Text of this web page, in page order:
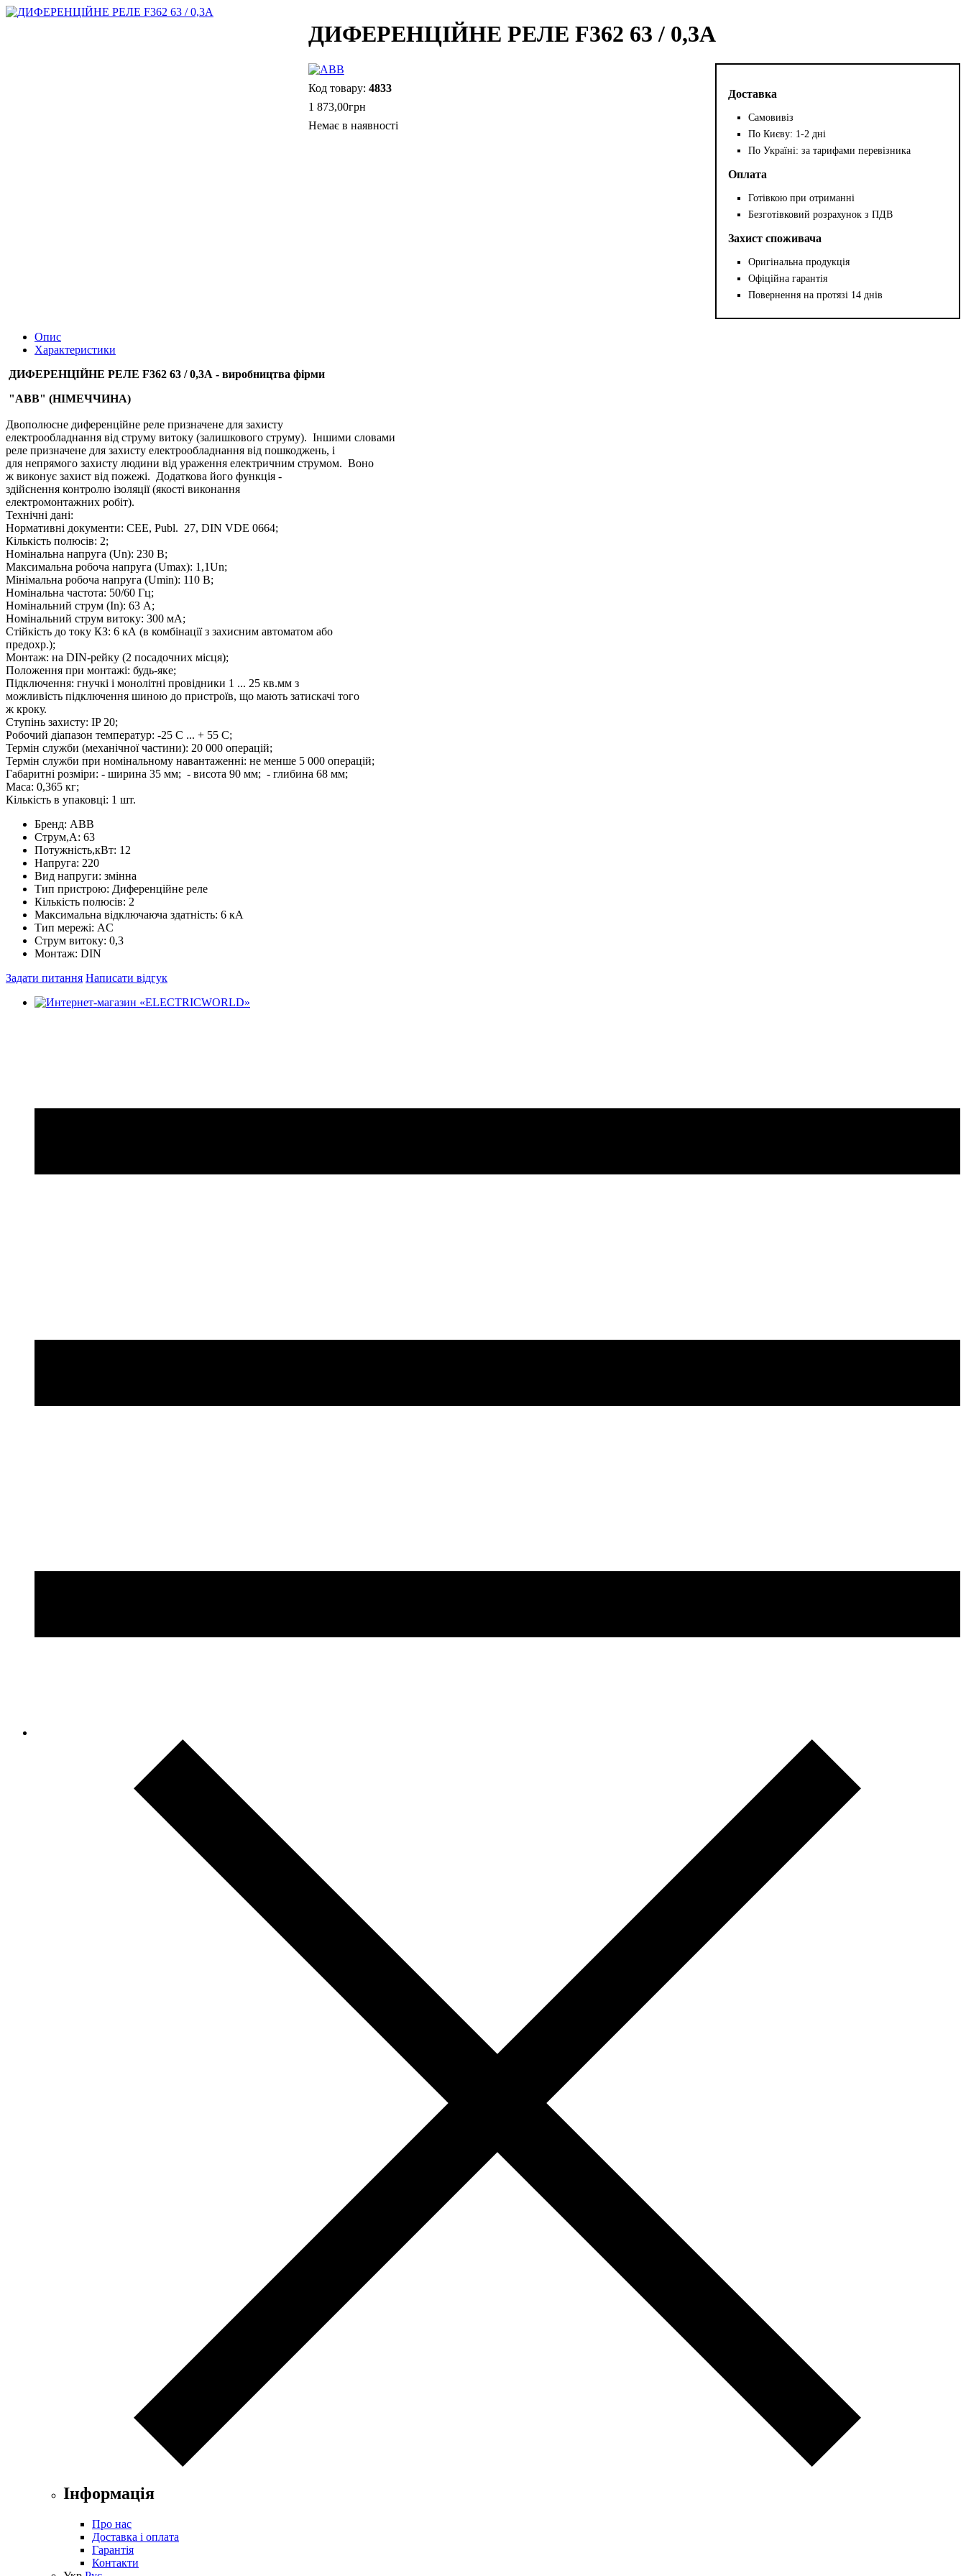
ДИФЕРЕНЦІЙНЕ РЕЛЕ F362 63 / 0,3А
4833
1 873,00грн
Немає в наявності
Доставка
Самовивіз
По Києву: 1-2 дні
По Україні: за тарифами перевізника
Оплата
Готівкою при отриманні
Безготівковий розрахунок з ПДВ
Захист споживача
Оригінальна продукція
Офіційна гарантія
Повернення на протязі 14 днів
Опис
Характеристики
ДИФЕРЕНЦІЙНЕ РЕЛЕ F362 63 / 0,3А - виробництва фірми
"ABB" (НІМЕЧЧИНА)
Двополюсне диференційне реле призначене для захисту
електрообладнання від струму витоку (залишкового струму). Іншими словами
реле призначене для захисту електрообладнання від пошкоджень, і
для непрямого захисту людини від ураження електричним струмом. Воно
ж виконує захист від пожежі. Додаткова його функція -
здійснення контролю ізоляції (якості виконання
електромонтажних робіт).
Технічні дані:
Нормативні документи: CEE, Publ. 27, DIN VDE 0664;
Кількість полюсів: 2;
Номінальна напруга (Un): 230 В;
Максимальна робоча напруга (Umax): 1,1Un;
Мінімальна робоча напруга (Umin): 110 В;
Номінальна частота: 50/60 Гц;
Номінальний струм (In): 63 А;
Номінальний струм витоку: 300 мА;
Стійкість до току КЗ: 6 кА (в комбінації з захисним автоматом або
предохр.);
Монтаж: на DIN-рейку (2 посадочних місця);
Положення при монтажі: будь-яке;
Підключення: гнучкі і монолітні провідники 1 ... 25 кв.мм з
можливість підключення шиною до пристроїв, що мають затискачі того
ж кроку.
Ступінь захисту: IP 20;
Робочий діапазон температур: -25 С ... + 55 С;
Термін служби (механічної частини): 20 000 операцій;
Термін служби при номінальному навантаженні: не менше 5 000 операцій;
Габаритні розміри: - ширина 35 мм; - висота 90 мм; - глибина 68 мм;
Маса: 0,365 кг;
Кількість в упаковці: 1 шт.
Бренд: ABB
Струм,А: 63
Потужність,кВт: 12
Напруга: 220
Вид напруги: змінна
Тип пристрою: Диференційне реле
Кількість полюсів: 2
Максимальна відключаюча здатність: 6 кA
Тип мережі: AC
Струм витоку: 0,3
Монтаж: DIN
Задати питання Написати відгук
Інформація
Про нас
Доставка і оплата
Гарантія
Контакти